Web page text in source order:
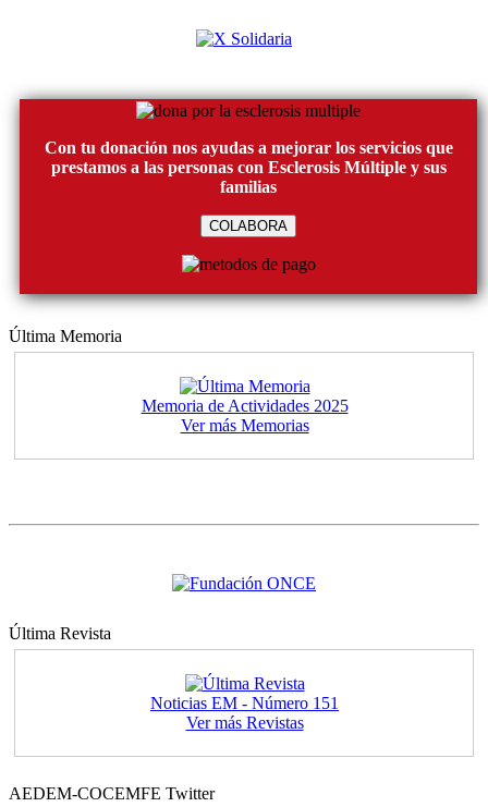
Con tu donación nos ayudas a mejorar los servicios que
prestamos a las personas con Esclerosis Múltiple y sus
familias
COLABORA
Última Memoria
Memoria de Actividades 2025
Ver más Memorias
Última Revista
Noticias EM - Número 151
Ver más Revistas
AEDEM-COCEMFE Twitter